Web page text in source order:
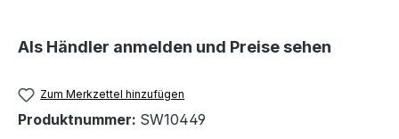
Als Händler anmelden und Preise sehen
Zum Merkzettel hinzufügen
Produktnummer: SW10449